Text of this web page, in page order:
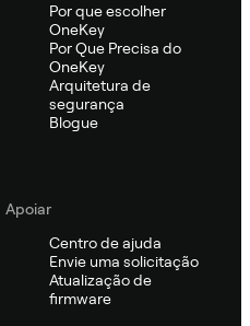
Por que escolher
OneKey
Por Que Precisa do
OneKey
Arquitetura de
segurança
Blogue
Apoiar
Centro de ajuda
Envie uma solicitação
Atualização de
firmware